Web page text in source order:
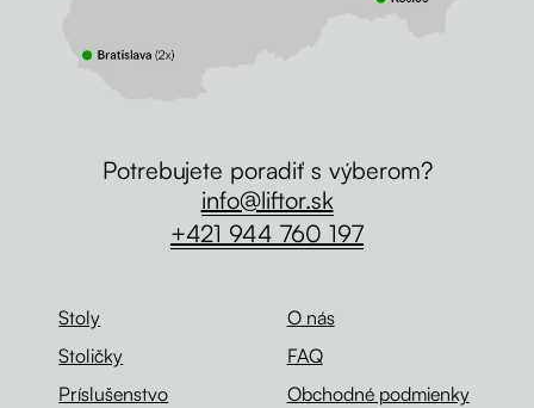
Stoly
Stoličky
Príslušenstvo
O nás
FAQ
Obchodné podmienky
Potrebujete poradiť s výberom?
info@liftor.sk
+421 944 760 197